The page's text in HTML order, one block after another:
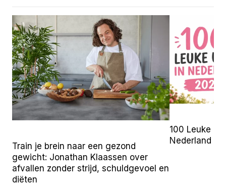
Train je brein naar een gezond
gewicht: Jonathan Klaassen over
afvallen zonder strijd, schuldgevoel en
diëten
100 Leuke
Nederland